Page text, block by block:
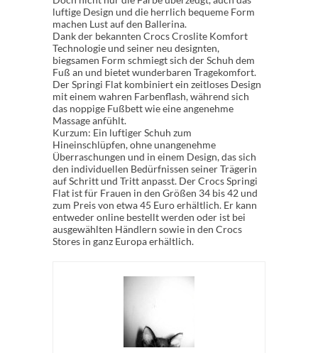
luftige Design und die herrlich bequeme Form
machen Lust auf den Ballerina.
Dank der bekannten Crocs Croslite Komfort
Technologie und seiner neu designten,
biegsamen Form schmiegt sich der Schuh dem
Fuß an und bietet wunderbaren Tragekomfort.
Der Springi Flat kombiniert ein zeitloses Design
mit einem wahren Farbenflash, während sich
das noppige Fußbett wie eine angenehme
Massage anfühlt.
Kurzum: Ein luftiger Schuh zum
Hineinschlüpfen, ohne unangenehme
Überraschungen und in einem Design, das sich
den individuellen Bedürfnissen seiner Trägerin
auf Schritt und Tritt anpasst. Der Crocs Springi
Flat ist für Frauen in den Größen 34 bis 42 und
zum Preis von etwa 45 Euro erhältlich. Er kann
entweder online bestellt werden oder ist bei
ausgewählten Händlern sowie in den Crocs
Stores in ganz Europa erhältlich.